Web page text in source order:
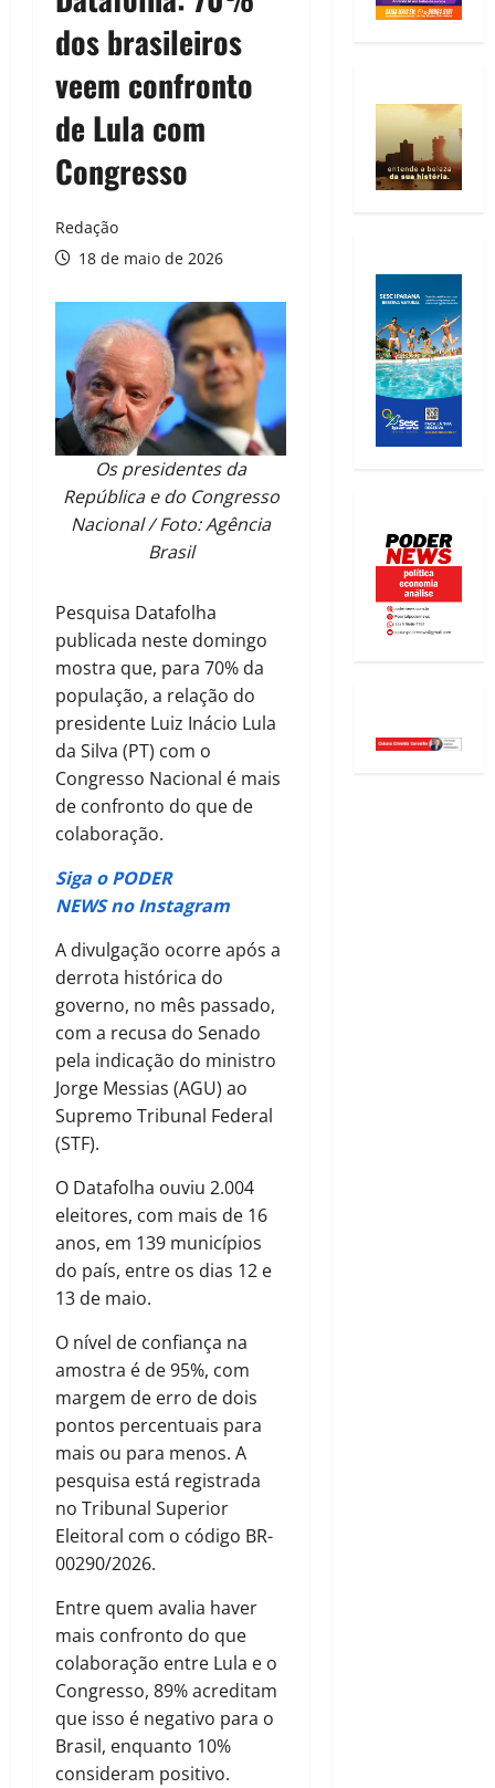
dos brasileiros
veem confronto
de Lula com
Congresso
Redação
18 de maio de 2026
Os presidentes da
República e do Congresso
Nacional / Foto: Agência
Brasil
Pesquisa Datafolha
publicada neste domingo
mostra que, para 70% da
população, a relação do
presidente Luiz Inácio Lula
da Silva (PT) com o
Congresso Nacional é mais
de confronto do que de
colaboração.
Siga o PODER
NEWS no Instagram
A divulgação ocorre após a
derrota histórica do
governo, no mês passado,
com a recusa do Senado
pela indicação do ministro
Jorge Messias (AGU) ao
Supremo Tribunal Federal
(STF).
O Datafolha ouviu 2.004
eleitores, com mais de 16
anos, em 139 municípios
do país, entre os dias 12 e
13 de maio.
O nível de confiança na
amostra é de 95%, com
margem de erro de dois
pontos percentuais para
mais ou para menos. A
pesquisa está registrada
no Tribunal Superior
Eleitoral com o código BR-
00290/2026.
Entre quem avalia haver
mais confronto do que
colaboração entre Lula e o
Congresso, 89% acreditam
que isso é negativo para o
Brasil, enquanto 10%
consideram positivo.